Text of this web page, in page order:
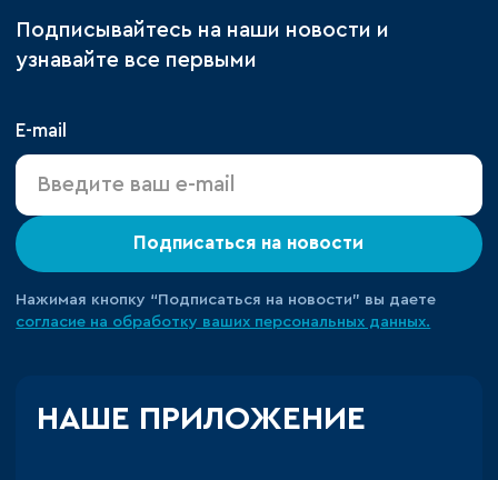
Подписывайтесь на наши новости и
узнавайте все первыми
E-mail
Подписаться на новости
Нажимая кнопку “Подписаться на новости” вы даете
согласие на обработку ваших персональных данных.
НАШЕ ПРИЛОЖЕНИЕ